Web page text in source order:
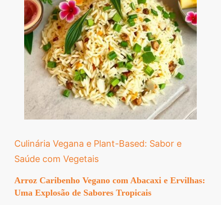
Culinária Vegana e Plant-Based: Sabor e
Saúde com Vegetais
Arroz Caribenho Vegano com Abacaxi e Ervilhas:
Uma Explosão de Sabores Tropicais